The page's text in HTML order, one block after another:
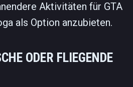
Aktivitäten für GTA
als Option anzubieten.
ODER FLIEGENDE